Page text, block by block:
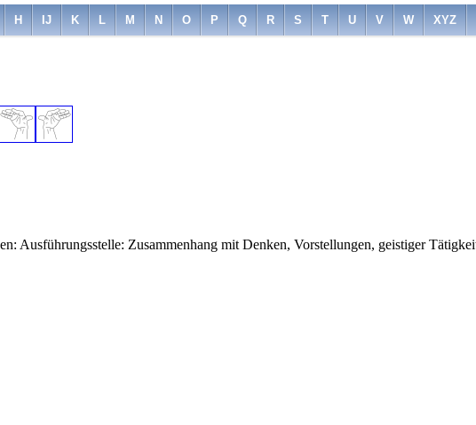
H IJ K L M N O P Q R S T U V W XYZ
Ausführungsstelle: Zusammenhang mit Denken, Vorstellungen, geistiger